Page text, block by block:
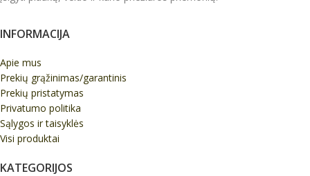
INFORMACIJA
Apie mus
Prekių grąžinimas/garantinis
Prekių pristatymas
Privatumo politika
Sąlygos ir taisyklės
Visi produktai
KATEGORIJOS